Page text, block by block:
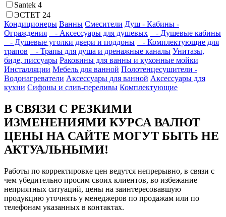
Santek 4
ЭСТЕТ 24
Кондиционеры Ванны Смесители Душ - Кабины -
Ограждения
- Аксессуары для душевых
- Душевые кабины
- Душевые уголки двери и поддоны
- Комплектующие для
трапов
- Трапы для душа и дренажные каналы Унитазы,
биде, писсуары Раковины для ванны и кухонные мойки
Инсталляции Мебель для ванной Полотенцесушители -
Водонагреватели Аксессуары для ванной Аксессуары для
кухни Сифоны и слив-переливы Комплектующие
В СВЯЗИ С РЕЗКИМИ
ИЗМЕНЕНИЯМИ КУРСА ВАЛЮТ
ЦЕНЫ НА САЙТЕ МОГУТ БЫТЬ НЕ
АКТУАЛЬНЫМИ!
Работы по корректировке цен ведутся непрерывно, в связи с
чем убедительно просим своих клиентов, во избежание
неприятных ситуаций, цены на заинтересовавшую
продукцию уточнять у менеджеров по продажам или по
телефонам указанных в контактах.